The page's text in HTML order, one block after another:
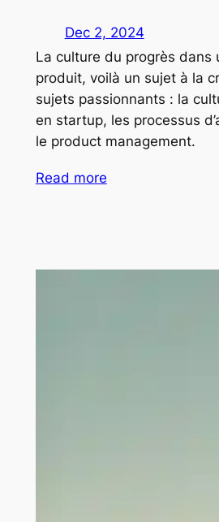
Dec 2, 2024
La culture du progrès dans
produit, voilà un sujet à la
sujets passionnants : la
en startup, les processus
le product management.
Read more